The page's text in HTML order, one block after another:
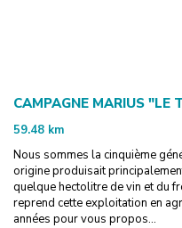
CAMPAGNE MARIUS "LE
59.48 km
Nous sommes la cinquième
origine produisait
quelque hectolitre de vin et du
reprend cette exploitation en
années pour vous propos...